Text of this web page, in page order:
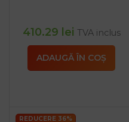
410.29 lei TVA inclus
ADAUGĂ ÎN COȘ
REDUCERE 36%